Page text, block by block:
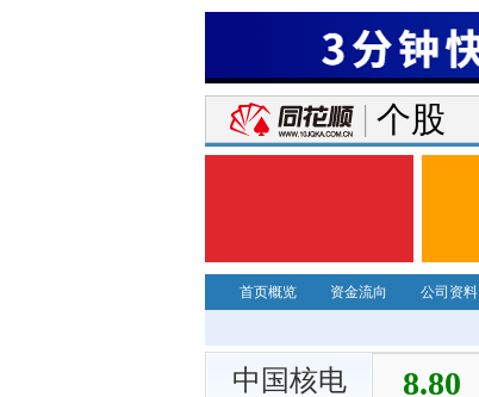
个股
首页概览 资金流向 公司资料
中国核电